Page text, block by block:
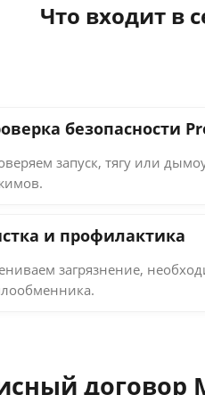
Что входит в
безопасности
запуск, тягу или
и профилактика
загрязнение,